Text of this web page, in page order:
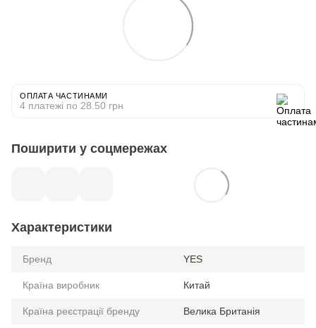
ОПЛАТА ЧАСТИНАМИ
4 платежі по 28.50 грн
Поширити у соцмережах
Характеристики
Бренд YES
Країна виробник Китай
Країна реєстрації бренду Велика Британія